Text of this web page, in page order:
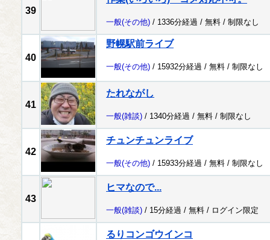
39
一般(その他) / 1336分経過 / 無料 / 制限なし
40
野幌駅前ライブ
一般(その他) / 15932分経過 / 無料 / 制限なし
41
たれながし
一般(雑談) / 1340分経過 / 無料 / 制限なし
42
チュンチュンライブ
一般(その他) / 15933分経過 / 無料 / 制限なし
43
ヒマなので...
一般(雑談) / 15分経過 / 無料 / ログイン限定
るりコンゴウインコ